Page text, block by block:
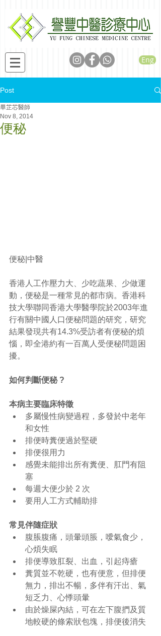
Eng
Post
便秘
畢芷芯醫師
Nov 8, 2014
便秘|中醫
香港人工作壓力大、少吃蔬果、少做運
動，便秘是一種常見的都市病。香港科
技大學聯同香港大學醫學院於2003年進
行有關中國人口便秘問題的研究，研究
結果發現共有14.3%受訪者有便秘的煩
惱，即全港約有一百萬人受便秘問題困
擾。
如何判斷便秘 ?
本病主要臨床特徵
多屬慢性病變過程，多發於中老年
和女性
排便時糞便過於堅硬
排便很用力
感覺未能排出所有糞便、肛門有阻
塞
每週大便少於 2 次
要用人工方式輔助排
常見伴隨症狀
腹脹腹痛，頭暈頭脹，噯氣食少，
心煩失眠
排便導致肛裂、出血，引起痔瘡
糞質並不乾硬，也有便意，但排便
無力，排出不暢，多伴有汗出、氣
短乏力、心悸頭暈
由於燥屎內結，可在左下腹捫及質
地較硬的條索狀包塊，排便後消失